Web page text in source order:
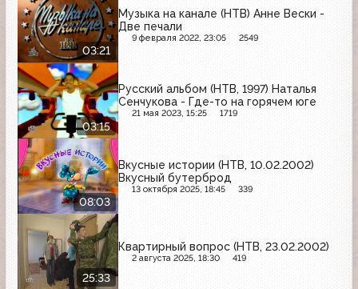
03:21
Музыка на канале (НТВ) Анне Вески -
Две печали
9 февраля 2022, 23:05 2549
03:15
Русский альбом (НТВ, 1997) Наталья
Сенчукова - Где-то на горячем юге
21 мая 2023, 15:25 1719
08:03
Вкусные истории (НТВ, 10.02.2002)
Вкусный бутерброд
13 октября 2025, 18:45 339
25:33
Квартирный вопрос (НТВ, 23.02.2002)
2 августа 2025, 18:30 419